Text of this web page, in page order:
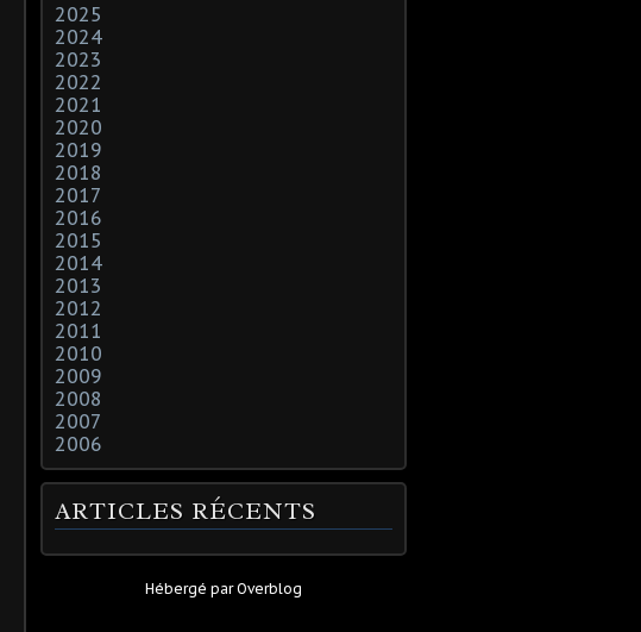
2025
2024
2023
2022
2021
2020
2019
2018
2017
2016
2015
2014
2013
2012
2011
2010
2009
2008
2007
2006
ARTICLES RÉCENTS
Hébergé parOverblog